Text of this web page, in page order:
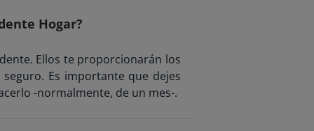
Hogar?
Ellos te proporcionarán los
Es importante que dejes
-normalmente, de un mes-.